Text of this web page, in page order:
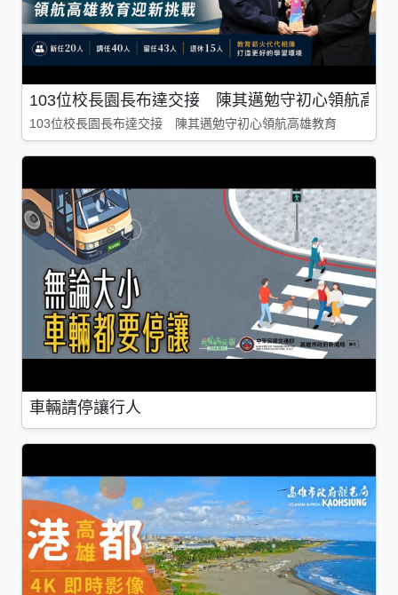
103位校長園長布達交接 陳其邁勉守初心領航高雄
103位校長園長布達交接 陳其邁勉守初心領航高雄教育
車輛請停讓行人